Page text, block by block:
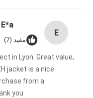
اتصال فیبر نوری
کاهش دهنده فیبر نوری
جعبه خاتمه فیبر نوری
پنل پچ فیبر نوری
E
E*a
مفید (7)
in Lyon. Great value,
jacket is a nice
from a
you!